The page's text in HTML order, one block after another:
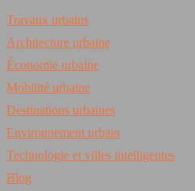
Travaux urbains
Architecture urbaine
Économie urbaine
Mobilité urbaine
Destinations urbaines
Environnement urbain
Technologie et villes intelligentes
Blog